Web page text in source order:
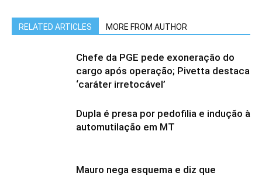
RELATED ARTICLES MORE FROM AUTHOR
Chefe da PGE pede exoneração do
cargo após operação; Pivetta destaca
‘caráter irretocável’
Dupla é presa por pedofilia e indução à
automutilação em MT
Mauro nega esquema e diz que